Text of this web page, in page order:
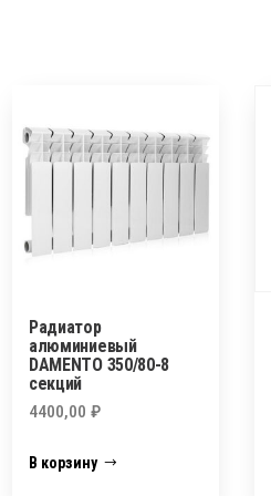
Радиатор
алюминиевый
DAMENTO 350/80-8
секций
4400,00₽
В корзину